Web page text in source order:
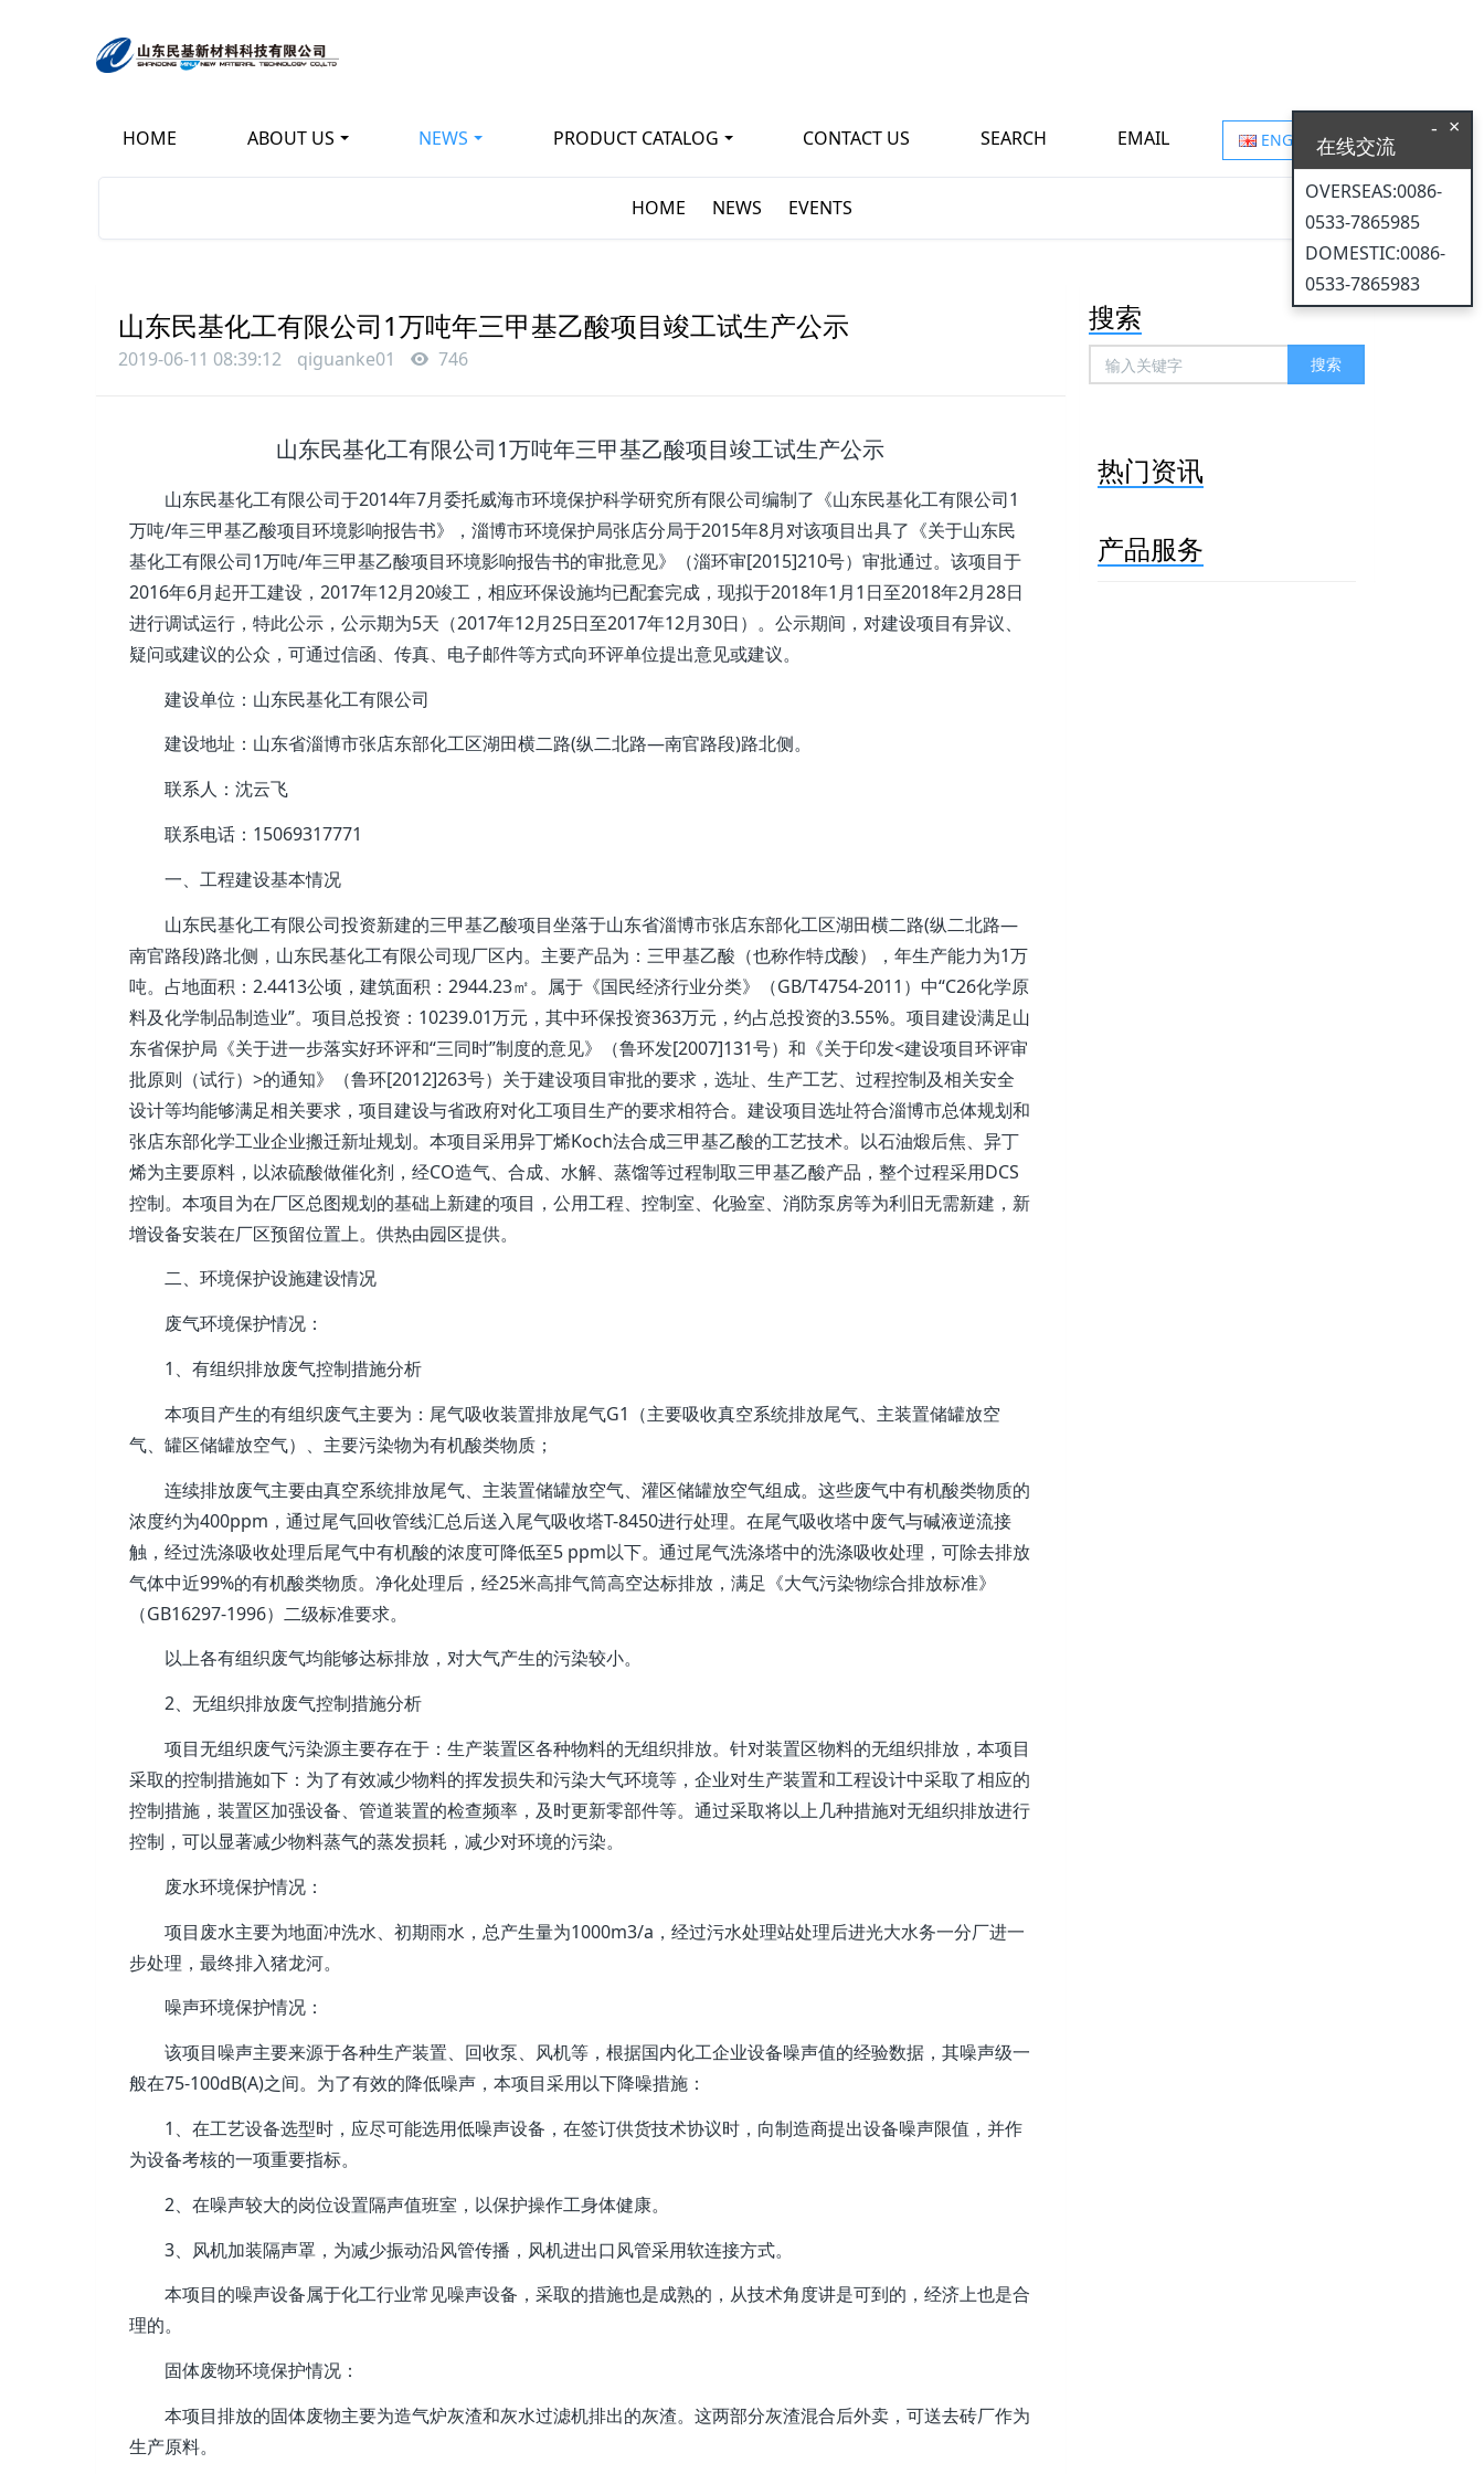
HOME ABOUT US NEWS PRODUCT CATALOG CONTACT US SEARCH EMAIL ENGLISH
KEEP IMPROVING HOME NEWS EVENTS
山东民基化工有限公司1万吨年三甲基乙酸项目竣工试生产公示
2019-06-11 08:39:12 qiguanke01 746
山东民基化工有限公司1万吨年三甲基乙酸项目竣工试生产公示
山东民基化工有限公司于2014年7月委托威海市环境保护科学研究所有限公司编制了《山东民基化工有限公司1
万吨/年三甲基乙酸项目环境影响报告书》，淄博市环境保护局张店分局于2015年8月对该项目出具了《关于山东民
基化工有限公司1万吨/年三甲基乙酸项目环境影响报告书的审批意见》（淄环审[2015]210号）审批通过。该项目于
2016年6月起开工建设，2017年12月20竣工，相应环保设施均已配套完成，现拟于2018年1月1日至2018年2月28日
进行调试运行，特此公示，公示期为5天（2017年12月25日至2017年12月30日）。公示期间，对建设项目有异议、
疑问或建议的公众，可通过信函、传真、电子邮件等方式向环评单位提出意见或建议。
建设单位：山东民基化工有限公司
建设地址：山东省淄博市张店东部化工区湖田横二路(纵二北路—南官路段)路北侧。
联系人：沈云飞
联系电话：15069317771
一、工程建设基本情况
山东民基化工有限公司投资新建的三甲基乙酸项目坐落于山东省淄博市张店东部化工区湖田横二路(纵二北路—
南官路段)路北侧，山东民基化工有限公司现厂区内。主要产品为：三甲基乙酸（也称作特戊酸），年生产能力为1万
吨。占地面积：2.4413公顷，建筑面积：2944.23㎡。属于《国民经济行业分类》（GB/T4754-2011）中“C26化学原
料及化学制品制造业”。项目总投资：10239.01万元，其中环保投资363万元，约占总投资的3.55%。项目建设满足山
东省保护局《关于进一步落实好环评和“三同时”制度的意见》（鲁环发[2007]131号）和《关于印发<建设项目环评审
批原则（试行）>的通知》（鲁环[2012]263号）关于建设项目审批的要求，选址、生产工艺、过程控制及相关安全
设计等均能够满足相关要求，项目建设与省政府对化工项目生产的要求相符合。建设项目选址符合淄博市总体规划和
张店东部化学工业企业搬迁新址规划。本项目采用异丁烯Koch法合成三甲基乙酸的工艺技术。以石油煅后焦、异丁
烯为主要原料，以浓硫酸做催化剂，经CO造气、合成、水解、蒸馏等过程制取三甲基乙酸产品，整个过程采用DCS
控制。本项目为在厂区总图规划的基础上新建的项目，公用工程、控制室、化验室、消防泵房等为利旧无需新建，新
增设备安装在厂区预留位置上。供热由园区提供。
二、环境保护设施建设情况
废气环境保护情况：
1、有组织排放废气控制措施分析
本项目产生的有组织废气主要为：尾气吸收装置排放尾气G1（主要吸收真空系统排放尾气、主装置储罐放空
气、罐区储罐放空气）、主要污染物为有机酸类物质；
连续排放废气主要由真空系统排放尾气、主装置储罐放空气、灌区储罐放空气组成。这些废气中有机酸类物质的
浓度约为400ppm，通过尾气回收管线汇总后送入尾气吸收塔T-8450进行处理。在尾气吸收塔中废气与碱液逆流接
触，经过洗涤吸收处理后尾气中有机酸的浓度可降低至5 ppm以下。通过尾气洗涤塔中的洗涤吸收处理，可除去排放
气体中近99%的有机酸类物质。净化处理后，经25米高排气筒高空达标排放，满足《大气污染物综合排放标准》
（GB16297-1996）二级标准要求。
以上各有组织废气均能够达标排放，对大气产生的污染较小。
2、无组织排放废气控制措施分析
项目无组织废气污染源主要存在于：生产装置区各种物料的无组织排放。针对装置区物料的无组织排放，本项目
采取的控制措施如下：为了有效减少物料的挥发损失和污染大气环境等，企业对生产装置和工程设计中采取了相应的
控制措施，装置区加强设备、管道装置的检查频率，及时更新零部件等。通过采取将以上几种措施对无组织排放进行
控制，可以显著减少物料蒸气的蒸发损耗，减少对环境的污染。
废水环境保护情况：
项目废水主要为地面冲洗水、初期雨水，总产生量为1000m3/a，经过污水处理站处理后进光大水务一分厂进一
步处理，最终排入猪龙河。
噪声环境保护情况：
该项目噪声主要来源于各种生产装置、回收泵、风机等，根据国内化工企业设备噪声值的经验数据，其噪声级一
般在75-100dB(A)之间。为了有效的降低噪声，本项目采用以下降噪措施：
1、在工艺设备选型时，应尽可能选用低噪声设备，在签订供货技术协议时，向制造商提出设备噪声限值，并作
为设备考核的一项重要指标。
2、在噪声较大的岗位设置隔声值班室，以保护操作工身体健康。
3、风机加装隔声罩，为减少振动沿风管传播，风机进出口风管采用软连接方式。
本项目的噪声设备属于化工行业常见噪声设备，采取的措施也是成熟的，从技术角度讲是可到的，经济上也是合
理的。
固体废物环境保护情况：
本项目排放的固体废物主要为造气炉灰渣和灰水过滤机排出的灰渣。这两部分灰渣混合后外卖，可送去砖厂作为
生产原料。
搜索
搜索
热门资讯
产品服务
×
-
在线交流
OVERSEAS:0086-
0533-7865985
DOMESTIC:0086-
0533-7865983